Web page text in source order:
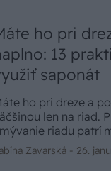
údržba.
ho pri
13
saponát
ho pri dreze a
len na riad.
riadu patrí
v
v
Zavarská - 26.